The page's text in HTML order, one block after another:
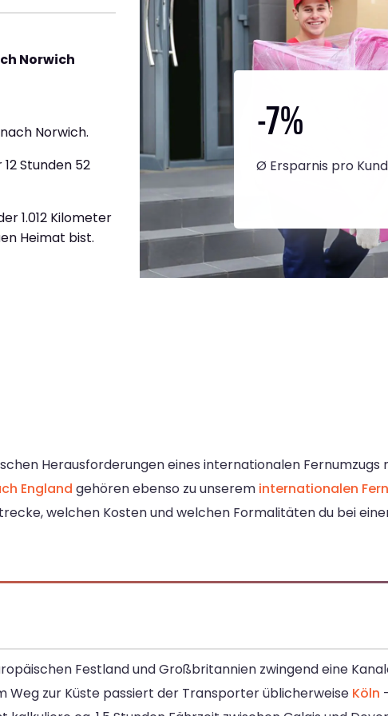
Norwich
Norwich.
Stunden 52
1.012 Kilometer
Heimat bist.
-7%
Ø Ersparnis pro
Herausforderungen eines internationalen Fernumzugs
England gehören ebenso zu unserem internationalen
welchen Kosten und welchen Formalitäten du bei
Festland und Großbritannien zwingend eine
Weg zur Küste passiert der Transporter üblicherweise Köln